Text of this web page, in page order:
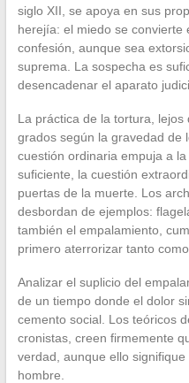
siglo XII, se apoya en sus
herejía: el miedo se convierte
confesión, aunque sea
suprema. La sospecha es
desencadenar el aparato
La práctica de la tortura,
grados según la gravedad de
cuestión ordinaria empuja a
suficiente, la cuestión
puertas de la muerte. Los
desbordan de ejemplos:
también el empalamiento,
primero aterrorizar tanto
Analizar el suplicio del
de un tiempo donde el dolor
cemento social. Los teóricos
cronistas, creen firmemente
verdad, aunque ello
hombre.